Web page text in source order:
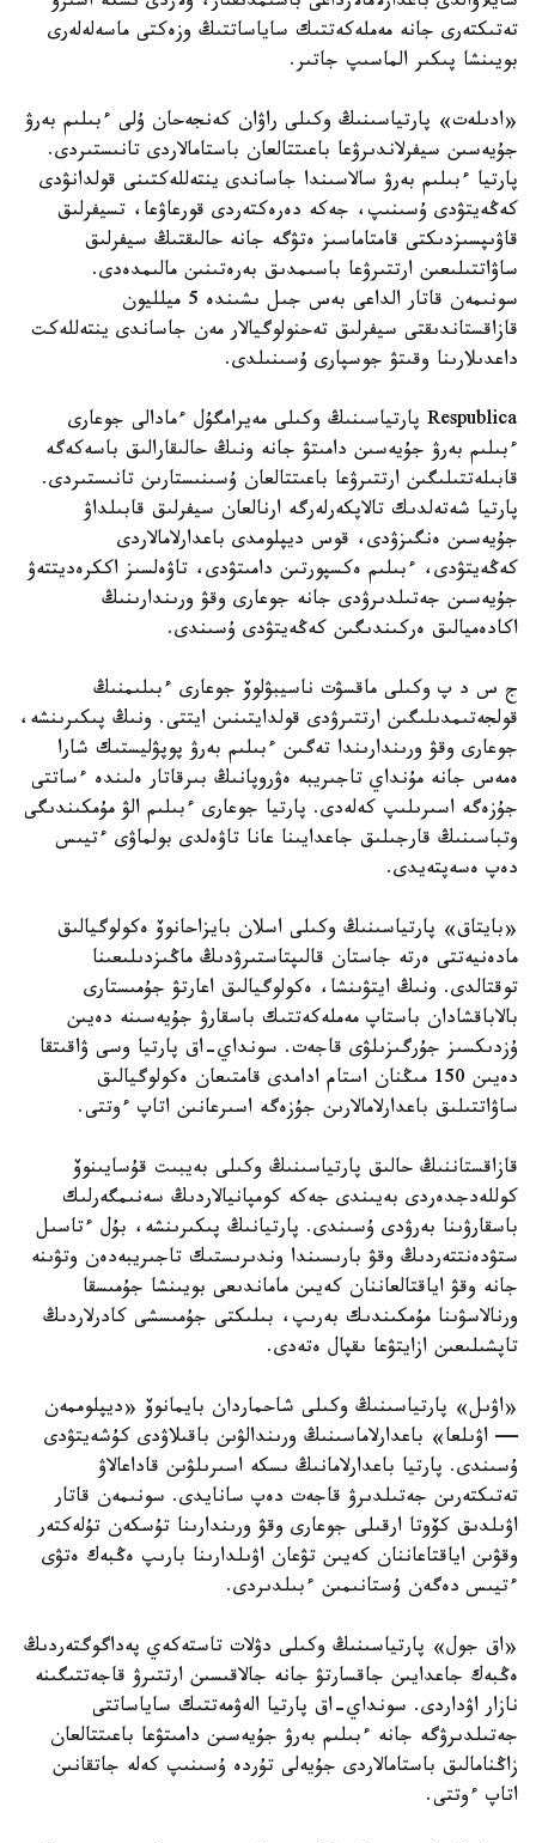
تەتىكتەرى جانە مەملەكەتتىك ساياساتتىڭ وزەكتى ماسەلەلەرى
بويىنشا پىكىر الماسىپ جاتىر.
«ادىلەت» پارتياسىنىڭ وكىلى راۋان كەنجەحان ۇلى ءبىلىم بەرۋ
جۇيەسىن سيفرلاندىرۋعا باعىتتالعان باستامالاردى تانىستىردى.
پارتيا ءبىلىم بەرۋ سالاسىندا جاساندى ينتەللەكتىنى قولدانۋدى
كەڭەيتۋدى ۇسىنىپ، جەكە دەرەكتەردى قورعاۋعا، تسيفرلىق
قاۋىپسىزدىكتى قامتاماسىز ەتۋگە جانە حالىقتىڭ سيفرلىق
ساۋاتتىلىعىن ارتتىرۋعا باسىمدىق بەرەتىنىن مالىمدەدى.
سونىمەن قاتار الداعى بەس جىل ىشىندە 5 ميلليون
قازاقستاندىقتى سيفرلىق تەحنولوگيالار مەن جاساندى ينتەللەكت
داعدىلارىنا وقىتۋ جوسپارى ۇسىنىلدى.
Respublica پارتياسىنىڭ وكىلى مەيرامگۇل ءمادالى جوعارى
ءبىلىم بەرۋ جۇيەسىن دامىتۋ جانە ونىڭ حالىقارالىق باسەكەگە
قابىلەتتىلىگىن ارتتىرۋعا باعىتتالعان ۇسىنىستارىن تانىستىردى.
پارتيا شەتەلدىك تالاپكەرلەرگە ارنالعان سيفرلىق قابىلداۋ
جۇيەسىن ەنگىزۋدى، قوس ديپلومدى باعدارلامالاردى
كەڭەيتۋدى، ءبىلىم ەكسپورتىن دامىتۋدى، تاۋەلسىز اككرەديتتەۋ
جۇيەسىن جەتىلدىرۋدى جانە جوعارى وقۋ ورىندارىنىڭ
اكادەميالىق ەركىندىگىن كەڭەيتۋدى ۇسىندى.
ج س د پ وكىلى ماقسۋت ناسيبۋلوۆ جوعارى ءبىلىمنىڭ
قولجەتىمدىلىگىن ارتتىرۋدى قولدايتىنىن ايتتى. ونىڭ پىكىرىنشە،
جوعارى وقۋ ورىندارىندا تەگىن ءبىلىم بەرۋ پوپۋليستىك شارا
ەمەس جانە مۇنداي تاجىريبە ەۋروپانىڭ بىرقاتار ەلىندە ءساتتى
جۇزەگە اسىرىلىپ كەلەدى. پارتيا جوعارى ءبىلىم الۋ مۇمكىندىگى
وتباسىنىڭ قارجىلىق جاعدايىنا عانا تاۋەلدى بولماۋى ءتيىس
دەپ ەسەپتەيدى.
«بايتاق» پارتياسىنىڭ وكىلى اسلان بايزاحانوۆ ەكولوگيالىق
مادەنيەتتى ەرتە جاستان قالىپتاستىرۋدىڭ ماڭىزدىلىعىنا
توقتالدى. ونىڭ ايتۋىنشا، ەكولوگيالىق اعارتۋ جۇمىستارى
بالاباقشادان باستاپ مەملەكەتتىك باسقارۋ جۇيەسىنە دەيىن
ۇزدىكسىز جۇرگىزىلۋى قاجەت. سونداي-اق پارتيا وسى ۋاقىتقا
دەيىن 150 مىڭنان استام ادامدى قامتىعان ەكولوگيالىق
ساۋاتتىلىق باعدارلامالارىن جۇزەگە اسىرعانىن اتاپ ءوتتى.
قازاقستاننىڭ حالىق پارتياسىنىڭ وكىلى بەيبىت قۇسايىنوۆ
كوللەدجدەردى بەيىندى جەكە كومپانيالاردىڭ سەنىمگەرلىك
باسقارۋىنا بەرۋدى ۇسىندى. پارتيانىڭ پىكىرىنشە، بۇل ءتاسىل
ستۋدەنتتەردىڭ وقۋ بارىسىندا وندىرىستىك تاجىريبەدەن وتۋىنە
جانە وقۋ اياقتالعاننان كەيىن ماماندىعى بويىنشا جۇمىسقا
ورنالاسۋىنا مۇمكىندىك بەرىپ، بىلىكتى جۇمىسشى كادرلاردىڭ
تاپشىلىعىن ازايتۋعا ىقپال ەتەدى.
«اۋىل» پارتياسىنىڭ وكىلى شاحماردان بايمانوۆ «ديپلوممەن
— اۋىلعا» باعدارلاماسىنىڭ ورىندالۋىن باقىلاۋدى كۇشەيتۋدى
ۇسىندى. پارتيا باعدارلامانىڭ ىسكە اسىرىلۋىن قاداعالاۋ
تەتىكتەرىن جەتىلدىرۋ قاجەت دەپ سانايدى. سونىمەن قاتار
اۋىلدىق كۆوتا ارقىلى جوعارى وقۋ ورىندارىنا تۇسكەن تۇلەكتەر
وقۋىن اياقتاعاننان كەيىن تۋعان اۋىلدارىنا بارىپ ەڭبەك ەتۋى
ءتيىس دەگەن ۇستانىمىن ءبىلدىردى.
«اق جول» پارتياسىنىڭ وكىلى دۋلات تاستەكەي پەداگوگتەردىڭ
ەڭبەك جاعدايىن جاقسارتۋ جانە جالاقىسىن ارتتىرۋ قاجەتتىگىنە
نازار اۋداردى. سونداي-اق پارتيا الەۋمەتتىك ساياساتتى
جەتىلدىرۋگە جانە ءبىلىم بەرۋ جۇيەسىن دامىتۋعا باعىتتالعان
زاڭنامالىق باستامالاردى جۇيەلى تۇردە ۇسىنىپ كەلە جاتقانىن
اتاپ ءوتتى.